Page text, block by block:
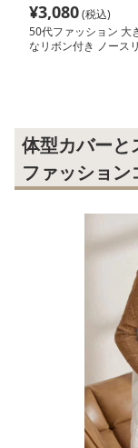
¥3,080(税込)
50代ファッション 大
なリボン付き ノースリ
体型カバーと
ファッショ